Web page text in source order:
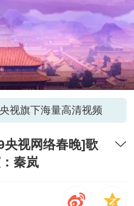
视旗下海量高清视频
央视网络春晚]歌
秦岚